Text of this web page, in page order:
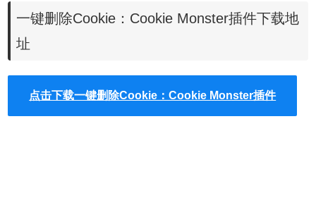
才可以跳转到清理cookies的页面，非常的不方便。使用了
Cookie Monster插件以后，用户就可以方便、及时地清理自
己的cookies隐私信息了。
Cookie Monster的使用方法
一键删除Cookie：Cookie Monster插件下载地
址
点击下载一键删除Cookie：Cookie Monster插件